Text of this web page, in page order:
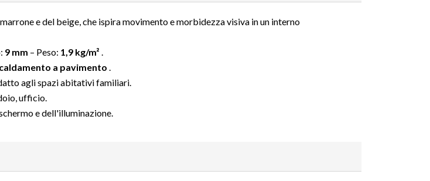
e del beige, che ispira movimento e morbidezza visiva in un interno
9 mm – Peso: 1,9 kg/m² .
a pavimento .
agli spazi abitativi familiari.
ufficio.
e dell'illuminazione.